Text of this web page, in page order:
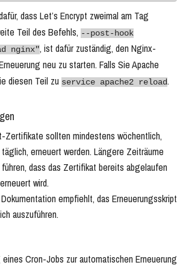
dass Let’s Encrypt zweimal am Tag
Teil des Befehls, --post-hook
nginx", ist dafür zuständig, den Nginx-
neu zu starten. Falls Sie Apache
diesen Teil zu service apache2 reload.
Zertifikate sollten mindestens wöchentlich,
erneuert werden. Längere Zeiträume
führen, dass das Zertifikat bereits abgelaufen
wird.
empfiehlt, das Erneuerungsskript
auszuführen.
Cron-Jobs zur automatischen Erneuerung